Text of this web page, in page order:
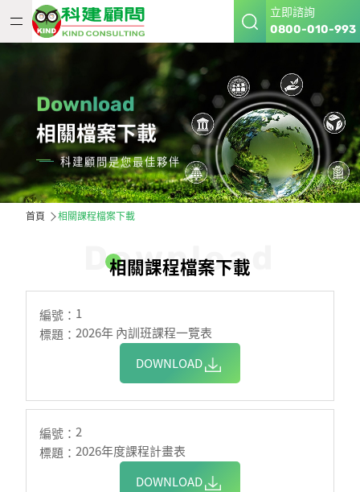
立即諮詢
0800-010-993
Download
相關檔案下載
科建顧問是您最佳夥伴
首頁 相關課程檔案下載
相 關課程檔案下載
Downloa
1
2026年 內訓班課程一覽表
DOWNLOAD
2
2026年度課程計畫表
DOWNLOAD